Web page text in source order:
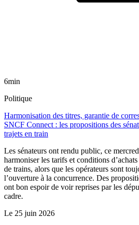
6min
Politique
Harmonisation des titres, garantie de
SNCF Connect : les propositions des
trajets en train
Les sénateurs ont rendu public, ce
harmoniser les tarifs et conditions
de trains, alors que les opérateurs sont
l’ouverture à la concurrence. Des
ont bon espoir de voir reprises par les
cadre.
Le 25 juin 2026